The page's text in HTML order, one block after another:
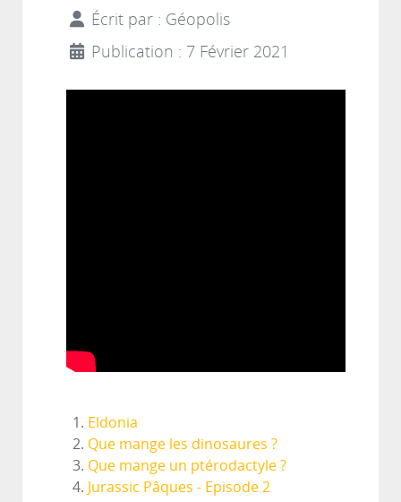
Écrit par : Géopolis
Publication : 7 Février 2021
Eldonia
Que mange les dinosaures ?
Que mange un ptérodactyle ?
Jurassic Pâques - Episode 2